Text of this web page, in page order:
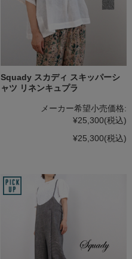
Squady スカディ スキッパーシ
ャツ リネンキュプラ
メーカー希望小売価格:
¥25,300(税込)
¥25,300(税込)